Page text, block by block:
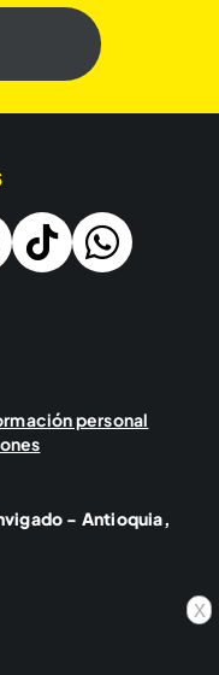
x
personal
- Antioquia,